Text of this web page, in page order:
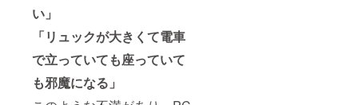
い」
「リュックが大きくて電車
で立っていても座っていて
も邪魔になる」